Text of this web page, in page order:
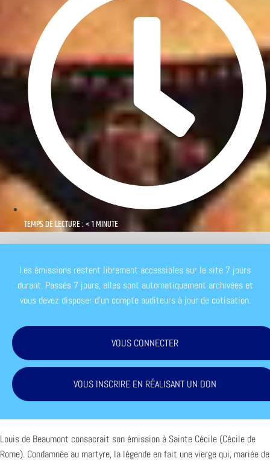
TEMPS DE LECTURE : < 1 MINUTE
Les émissions restent librement accessibles sur le site 7 jours
durant. Passés 7 jours, elles sont automatiquement archivées et
vous devez disposer d'un compte auditeurs à jour de cotisation.
VOUS CONNECTER
VOUS INSCRIRE EN RÉALISANT UN DON
Louis de Beaumont consacrait son émission à Sainte Cécile (Cécile de
Rome). Condamnée au martyre, la légende en fait une vierge qui, mariée de